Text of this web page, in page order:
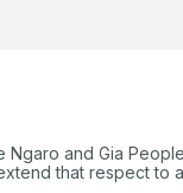
and Gia
that respect to